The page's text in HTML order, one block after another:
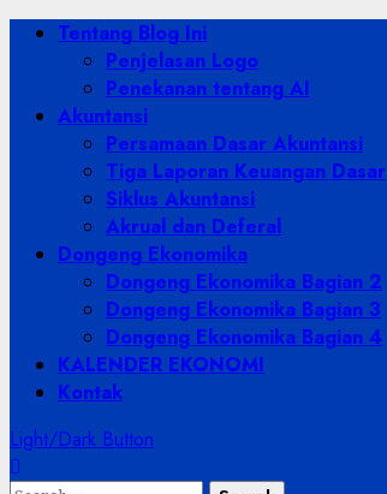
Skip
PrimaryTentang Blog Ini
Penjelasan Logo
Penekanan tentang AI
Akuntansi
Persamaan Dasar Akuntansi
Tiga Laporan Keuangan Dasar
Siklus Akuntansi
Akrual dan Deferal
Dongeng Ekonomika
Dongeng Ekonomika Bagian 2
Dongeng Ekonomika Bagian 3
Dongeng Ekonomika Bagian 4
KALENDER EKONOMI
Kontak
Light/Dark Button